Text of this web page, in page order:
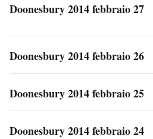
Doonesbury 2014 febbraio 27
Doonesbury 2014 febbraio 26
Doonesbury 2014 febbraio 25
Doonesbury 2014 febbraio 24